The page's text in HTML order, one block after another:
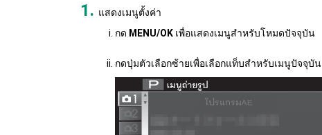
แสดงเมนูตั้งค่า
กด MENU/OK เพื่อแสดงเมนูสำหรับโหมดปัจจุบัน
กดปุ่มตัวเลือกซ้ายเพื่อเลือกแท็บสำหรับเมนูปัจจุบัน